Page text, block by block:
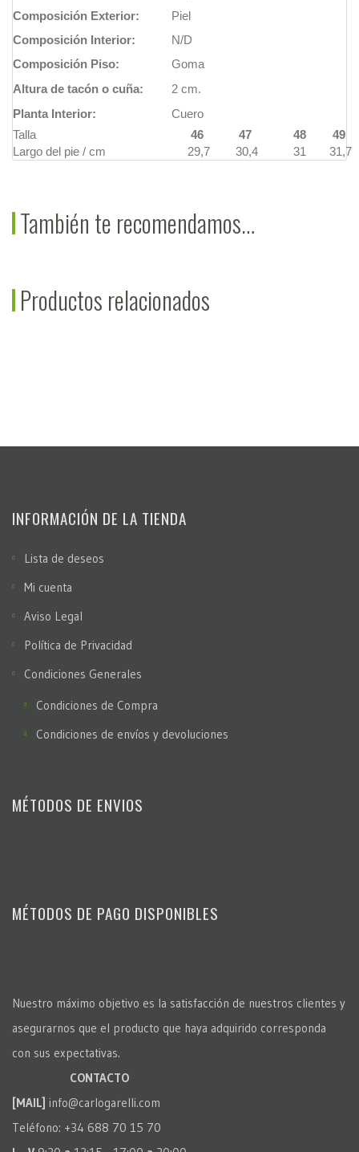
Composición Exterior:
Piel
Composición Interior:
N/D
Composición Piso:
Goma
Altura de tacón o cuña:
2 cm.
Planta Interior:
Cuero
Talla
46 47 48
49
Largo del pie / cm
29,7 30,4 31 31,7
También te recomendamos…
Productos relacionados
INFORMACIÓN DE LA TIENDA
Lista de deseos
Mi cuenta
Aviso Legal
Política de Privacidad
Condiciones Generales
Condiciones de Compra
Condiciones de envíos y devoluciones
MÉTODOS DE ENVIOS
MÉTODOS DE PAGO DISPONIBLES
Nuestro máximo objetivo es la satisfacción de nuestros clientes y
asegurarnos que el producto que haya adquirido corresponda
con sus expectativas.
CONTACTO
[MAIL] info@carlogarelli.com
Teléfono: +34 688 70 15 70